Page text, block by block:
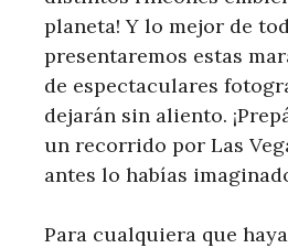
planeta! Y lo mejor de
presentaremos estas
de espectaculares
dejarán sin aliento.
un recorrido por Las
antes lo habías
Para cualquiera que